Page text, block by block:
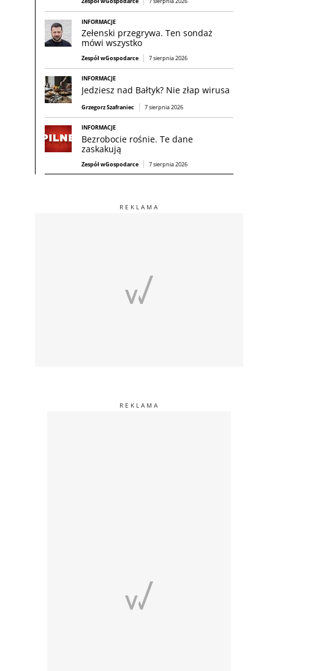
INFORMACJE
Zełenski przegrywa. Ten sondaż
mówi wszystko
Zespół wGospodarce 7 sierpnia 2026
INFORMACJE
Jedziesz nad Bałtyk? Nie złap wirusa
Grzegorz Szafraniec 7 sierpnia 2026
INFORMACJE
Bezrobocie rośnie. Te dane
zaskakują
Zespół wGospodarce 7 sierpnia 2026